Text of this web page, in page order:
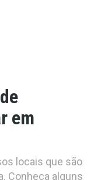
em
locais que são
Conheça alguns